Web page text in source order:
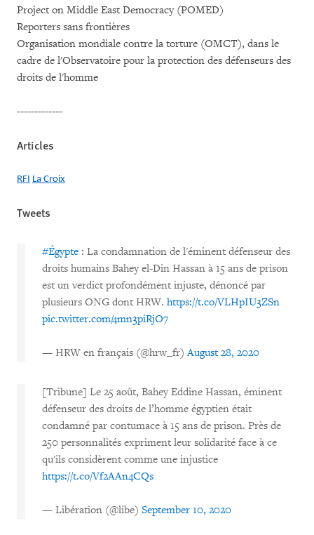
Project on Middle East Democracy (POMED)
Reporters sans frontières
Organisation mondiale contre la torture (OMCT), dans le
cadre de l'Observatoire pour la protection des défenseurs des
droits de l'homme
-------------
Articles
RFI La Croix
Tweets
#Égypte : La condamnation de l'éminent défenseur des
droits humains Bahey el-Din Hassan à 15 ans de prison
est un verdict profondément injuste, dénoncé par
plusieurs ONG dont HRW. https://t.co/VLHpIU3ZSn
pic.twitter.com/4mn3piRjO7
— HRW en français (@hrw_fr)August 28, 2020
[Tribune] Le 25 août, Bahey Eddine Hassan, éminent
défenseur des droits de l’homme égyptien était
condamné par contumace à 15 ans de prison. Près de
250 personnalités expriment leur solidarité face à ce
qu'ils considèrent comme une injustice
https://t.co/Vf2AAn4CQs
— Libération (@libe) September 10, 2020